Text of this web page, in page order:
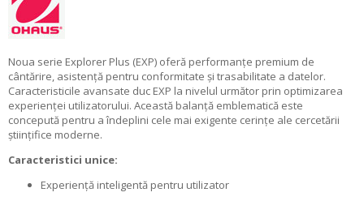
Noua serie Explorer Plus (EXP) oferă performanțe premium de
cântărire, asistență pentru conformitate și trasabilitate a datelor.
Caracteristicile avansate duc EXP la nivelul următor prin optimizarea
experienței utilizatorului. Această balanță emblematică este
concepută pentru a îndeplini cele mai exigente cerințe ale cercetării
științifice moderne.
Caracteristici unice:
Experiență inteligentă pentru utilizator